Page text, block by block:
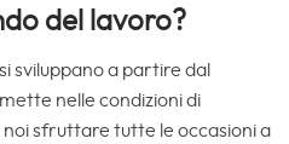
del lavoro?
sviluppano a partire dal
nelle condizioni di
sfruttare tutte le occasioni a